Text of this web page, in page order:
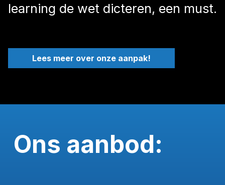
learning de wet dicteren, een must.
Lees meer over onze aanpak!
Ons aanbod: